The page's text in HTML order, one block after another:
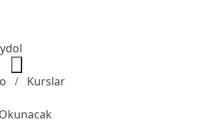
Kurslar